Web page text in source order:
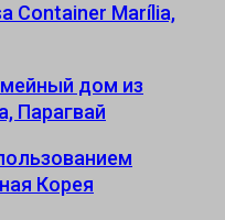
Container Marília,
дом из
Парагвай
Корея